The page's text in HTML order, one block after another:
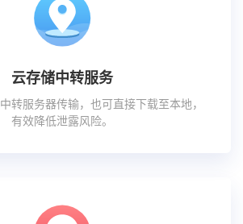
云存储中转服务
转服务器传输，也可直接下载至本地，
有效降低泄露风险。